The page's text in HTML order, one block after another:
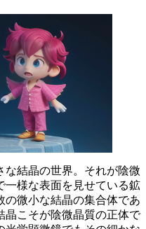
な結晶の世界。それが陰微
一様な表面を見せている鉱
の微小な結晶の集合体であ
晶こそが陰微晶質の正体で